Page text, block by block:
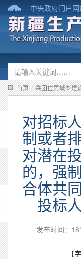
中央政府门户
首页 / 兵团住房城乡建
对招标
制或者
对潜在
的，强
合体共
投标
发布时间：
【